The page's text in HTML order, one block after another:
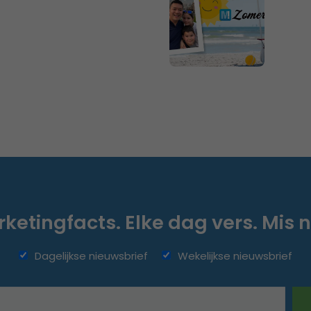
Elke dag vers. Mis
Dagelijkse nieuwsbrief Wekelijkse nieuwsbrief